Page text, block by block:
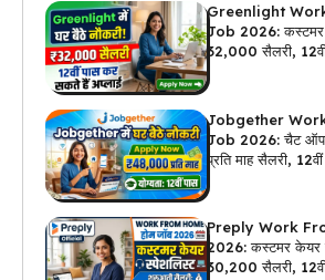
Greenlight
Job 2026: कस्टमर
₹32,000 सैलरी,
Jobgether
Job 2026: चैट
प्रति माह सैलरी,
Preply Work
2026: कस्टमर केयर
₹30,200 सैलरी,